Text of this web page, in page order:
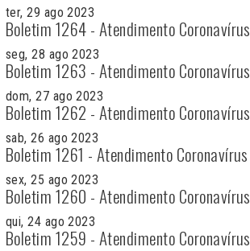
ter, 29 ago 2023
Boletim 1264 - Atendimento Coronavírus
seg, 28 ago 2023
Boletim 1263 - Atendimento Coronavírus
dom, 27 ago 2023
Boletim 1262 - Atendimento Coronavírus
sab, 26 ago 2023
Boletim 1261 - Atendimento Coronavírus
sex, 25 ago 2023
Boletim 1260 - Atendimento Coronavírus
qui, 24 ago 2023
Boletim 1259 - Atendimento Coronavírus